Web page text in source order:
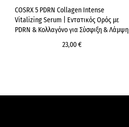
COSRX 5 PDRN Collagen Intense
Vitalizing Serum | Εντατικός Ορός με
PDRN & Κολλαγόνο για Σύσφιξη & Λάμψη
23,00 €